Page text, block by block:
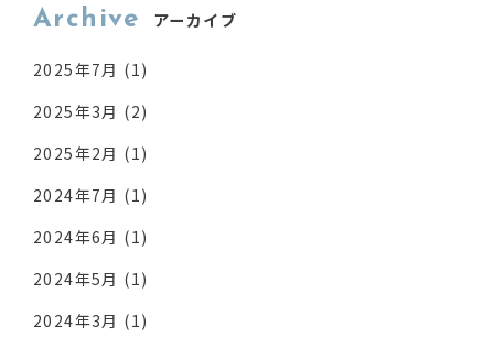
Archive アーカイブ
2025年7月 (1)
2025年3月 (2)
2025年2月 (1)
2024年7月 (1)
2024年6月 (1)
2024年5月 (1)
2024年3月 (1)